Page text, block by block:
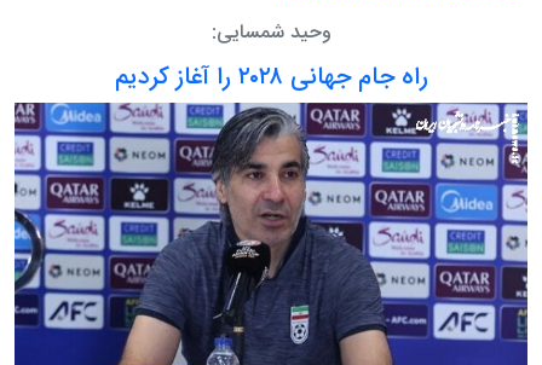
وحید شمسایی:
راه جام جهانی ۲۰۲۸ را آغاز کردیم